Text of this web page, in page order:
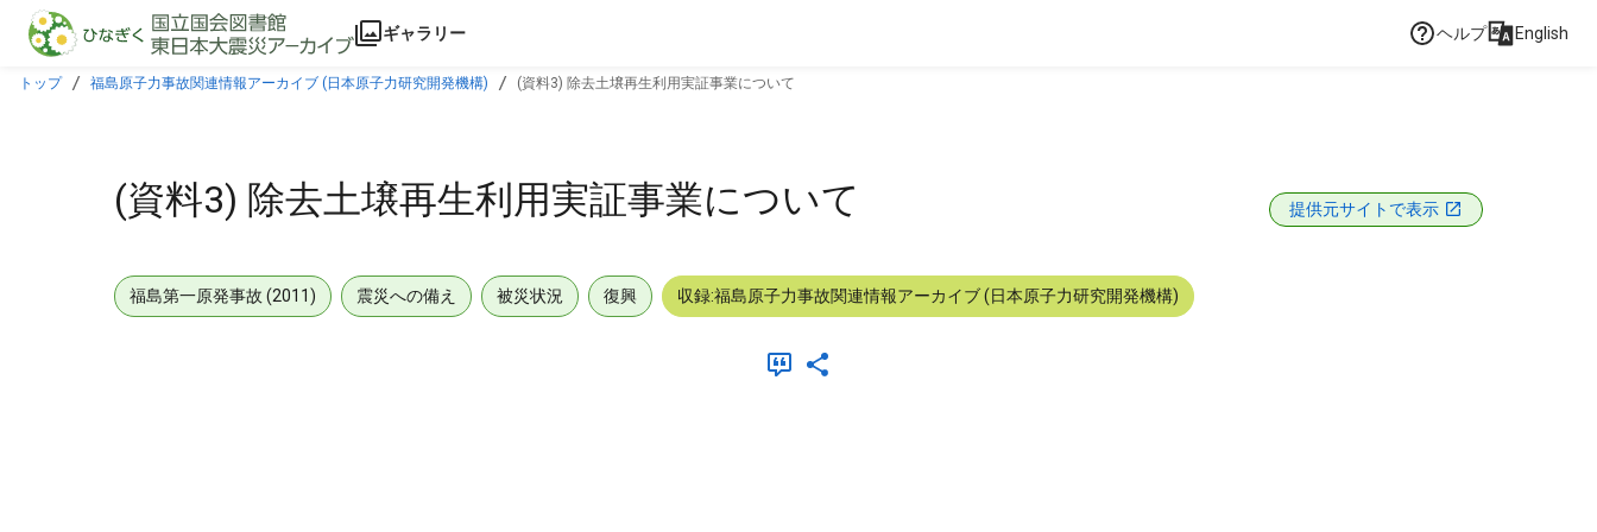
本文に飛ぶ
ギャラリー ヘルプ English
トップ 福島原子力事故関連情報アーカイブ (日本原子力研究開発機構) (資料3) 除去土壌再生利用実証事業について
(資料3) 除去土壌再生利用実証事業について 提供元サイトで表示
福島第一原発事故 (2011) 震災への備え 被災状況 復興 収録:福島原子力事故関連情報アーカイブ (日本原子力研究開発機構)